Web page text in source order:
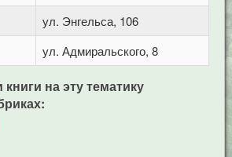
ул. Энгельса, 106
ул. Адмиральского, 8
книги на эту тематику